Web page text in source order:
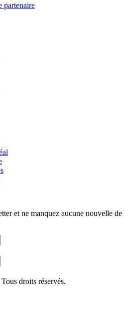
partenaire
et ne manquez aucune nouvelle de
droits réservés.